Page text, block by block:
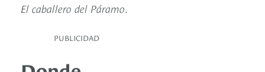
El caballero del Páramo.
PUBLICIDAD